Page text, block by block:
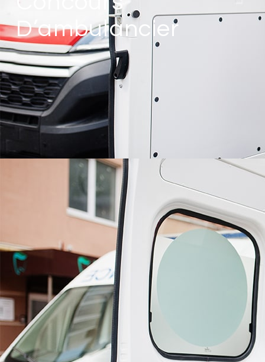
D’ambulancier